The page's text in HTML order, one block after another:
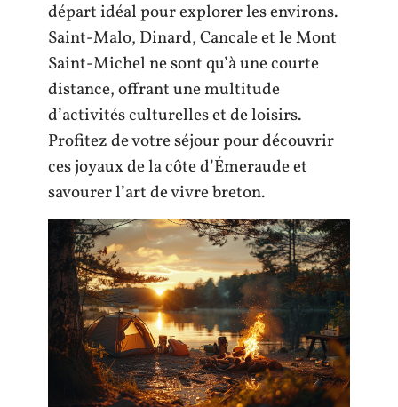
départ idéal pour explorer les environs.
Saint-Malo, Dinard, Cancale et le Mont
Saint-Michel ne sont qu’à une courte
distance, offrant une multitude
d’activités culturelles et de loisirs.
Profitez de votre séjour pour découvrir
ces joyaux de la côte d’Émeraude et
savourer l’art de vivre breton.